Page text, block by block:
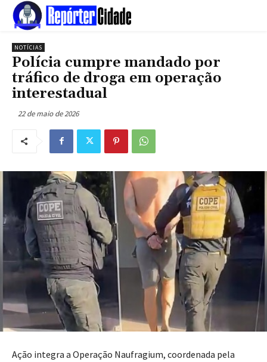
NOTÍCIAS
Polícia cumpre mandado por
tráfico de droga em operação
interestadual
22 de maio de 2026
Ação integra a Operação Naufragium, coordenada pela